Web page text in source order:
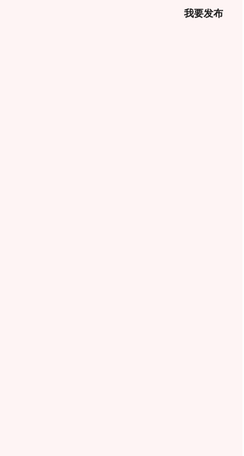
我要发布